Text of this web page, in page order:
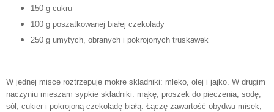
150 g cukru
100 g poszatkowanej białej czekolady
250 g umytych, obranych i pokrojonych truskawek
W jednej misce roztrzepuje mokre składniki: mleko, olej i jajko. W drugim
naczyniu mieszam sypkie składniki: mąkę, proszek do pieczenia, sodę,
sól, cukier i pokrojoną czekoladę białą. Łączę zawartość obydwu misek,